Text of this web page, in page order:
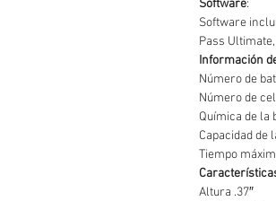
Software:
Software
Pass
Información
Número de
Número de
Química de la
Capacidad de
Tiempo
Altura .37″